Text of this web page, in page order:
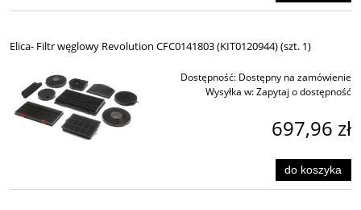
Elica- Filtr węglowy Revolution CFC0141803 (KIT0120944) (szt. 1)
Dostępność: Dostępny na zamówienie
Wysyłka w:Zapytaj o dostępność
697,96 zł
do koszyka